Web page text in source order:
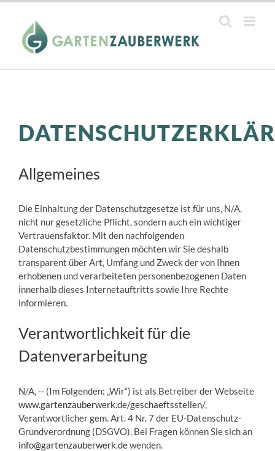
Zum
springen
Allgemeines
Die Einhaltung der Datenschutzgesetze ist für uns, N/A,
nicht nur gesetzliche Pflicht, sondern auch ein wichtiger
Vertrauensfaktor. Mit den nachfolgenden
Datenschutzbestimmungen möchten wir Sie deshalb
transparent über Art, Umfang und Zweck der von Ihnen
erhobenen und verarbeiteten personenbezogenen Daten
innerhalb dieses Internetauftritts sowie Ihre Rechte
informieren.
Verantwortlichkeit für die
Datenverarbeitung
N/A, -- (Im Folgenden: „Wir“) ist als Betreiber der Webseite
www.gartenzauberwerk.de/geschaeftsstellen/,
Verantwortlicher gem. Art. 4 Nr. 7 der EU-Datenschutz-
Grundverordnung (DSGVO). Bei Fragen können Sie sich an
info@gartenzauberwerk.dewenden.